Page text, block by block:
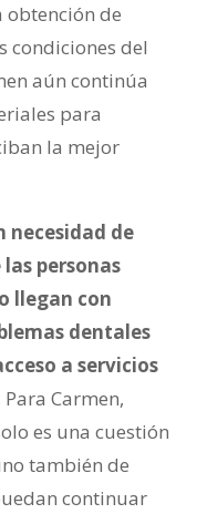
obtención de
condiciones del
aún continúa
para
la mejor
necesidad de
personas
llegan con
dentales
a servicios
Para Carmen,
es una cuestión
también de
continuar